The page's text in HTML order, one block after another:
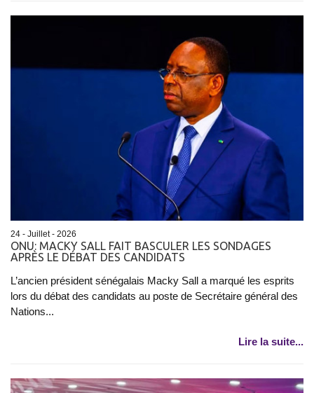
24 - Juillet - 2026
ONU: MACKY SALL FAIT BASCULER LES SONDAGES
APRÈS LE DÉBAT DES CANDIDATS
L’ancien président sénégalais Macky Sall a marqué les esprits
lors du débat des candidats au poste de Secrétaire général des
Nations...
Lire la suite...